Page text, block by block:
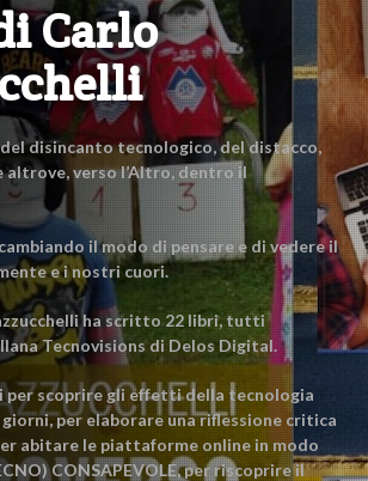
Carlo
disincanto tecnologico, del distacco,
altrove, verso l’Altro, dentro il
il modo di pensare e di vedere il
e i nostri cuori.
ha scritto 22 libri, tutti
Tecnovisions di Delos Digital.
per scoprire gli effetti della tecnologia
per elaborare una riflessione critica
abitare le piattaforme online in modo
CONSAPEVOLE, per riscoprire il